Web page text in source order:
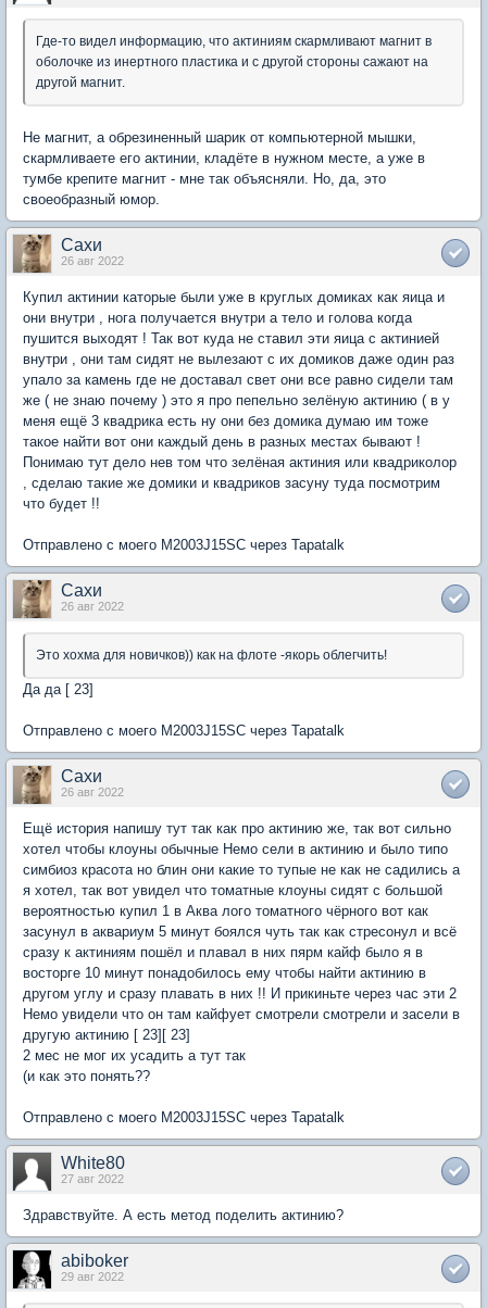
Где-то видел информацию, что актиниям скармливают магнит в
оболочке из инертного пластика и с другой стороны сажают на
другой магнит.
Не магнит, а обрезиненный шарик от компьютерной мышки,
скармливаете его актинии, кладёте в нужном месте, а уже в
тумбе крепите магнит - мне так объясняли. Но, да, это
своеобразный юмор.
Сахи
26 авг 2022
Купил актинии каторые были уже в круглых домиках как яица и
они внутри , нога получается внутри а тело и голова когда
пушится выходят ! Так вот куда не ставил эти яица с актинией
внутри , они там сидят не вылезают с их домиков даже один раз
упало за камень где не доставал свет они все равно сидели там
же ( не знаю почему ) это я про пепельно зелёную актинию ( в у
меня ещё 3 квадрика есть ну они без домика думаю им тоже
такое найти вот они каждый день в разных местах бывают !
Понимаю тут дело нев том что зелёная актиния или квадриколор
, сделаю такие же домики и квадриков засуну туда посмотрим
что будет !!
Отправлено с моего M2003J15SC через Tapatalk
Сахи
26 авг 2022
Это хохма для новичков)) как на флоте -якорь облегчить!
Да да [ 23]
Отправлено с моего M2003J15SC через Tapatalk
Сахи
26 авг 2022
Ещё история напишу тут так как про актинию же, так вот сильно
хотел чтобы клоуны обычные Немо сели в актинию и было типо
симбиоз красота но блин они какие то тупые не как не садились а
я хотел, так вот увидел что томатные клоуны сидят с большой
вероятностью купил 1 в Аква лого томатного чёрного вот как
засунул в аквариум 5 минут боялся чуть так как стресонул и всё
сразу к актиниям пошёл и плавал в них пярм кайф было я в
восторге 10 минут понадобилось ему чтобы найти актинию в
другом углу и сразу плавать в них !! И прикиньте через час эти 2
Немо увидели что он там кайфует смотрели смотрели и засели в
другую актинию [ 23][ 23]
2 мес не мог их усадить а тут так
(и как это понять??
Отправлено с моего M2003J15SC через Tapatalk
White80
27 авг 2022
Здравствуйте. А есть метод поделить актинию?
abiboker
29 авг 2022